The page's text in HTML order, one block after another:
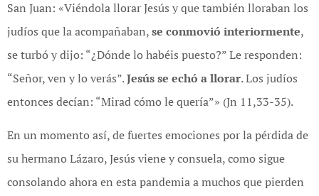
San Juan: «Viéndola llorar Jesús y que también lloraban los
judíos que la acompañaban,se conmovió interiormente,
se turbó y dijo: “¿Dónde lo habéis puesto?” Le responden:
“Señor, ven y lo verás”.Jesús se echó a llorar. Los judíos
entonces decían: “Mirad cómo le quería”» (Jn 11,33-35).
En un momento así, de fuertes emociones por la pérdida de
su hermano Lázaro, Jesús viene y consuela, como sigue
consolando ahora en esta pandemia a muchos que pierden